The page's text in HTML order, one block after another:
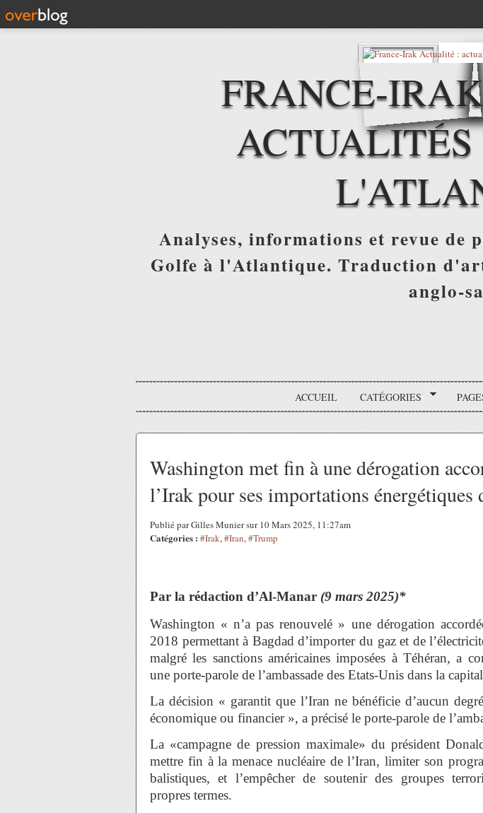
FRANCE-
Analyses, informations et revue de
Golfe à l'Atlantique. Traduction
anglo-
ACCUEIL CATÉGORIES
Washington met fin à une dérogation
l’Irak pour ses importations énergétiques
Publié par Gilles Munier sur 10 Mars 2025, 11:27am
Catégories : #Irak,#Iran,#Trump
Par la rédaction d’Al-Manar (9 mars 2025)*
Washington « n’a pas renouvelé » une dérogation
2018 permettant à Bagdad d’importer du gaz et de
malgré les sanctions américaines imposées à Téhéran, a
une porte-parole de l’ambassade des Etats-Unis dans la
La décision « garantit que l’Iran ne bénéficie d’aucun
économique ou financier », a précisé le porte-parole de
La «campagne de pression maximale» du président
mettre fin à la menace nucléaire de l’Iran, limiter son
balistiques, et l’empêcher de soutenir des groupes
propres termes.